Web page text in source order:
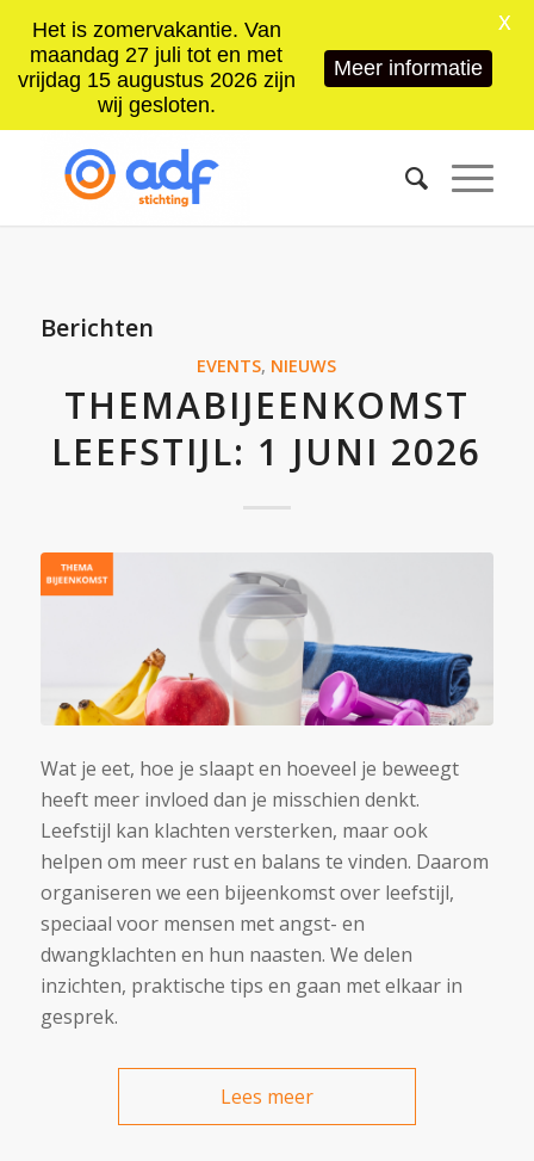
Berichten
EVENTS, NIEUWS
THEMABIJEENKOMST
LEEFSTIJL: 1 JUNI 2026
Wat je eet, hoe je slaapt en hoeveel je beweegt
heeft meer invloed dan je misschien denkt.
Leefstijl kan klachten versterken, maar ook
helpen om meer rust en balans te vinden. Daarom
organiseren we een bijeenkomst over leefstijl,
speciaal voor mensen met angst- en
dwangklachten en hun naasten. We delen
inzichten, praktische tips en gaan met elkaar in
gesprek.
Lees meer
Het is zomervakantie. Van
maandag 27 juli tot en met
vrijdag 15 augustus 2026 zijn
wij gesloten.
Meer informatie
X